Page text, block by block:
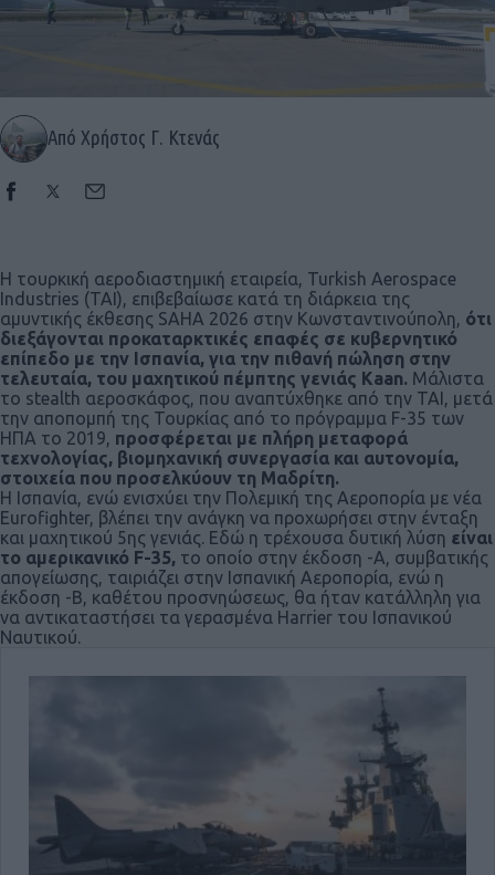
Από Χρήστος Γ. Κτενάς
Η τουρκική αεροδιαστημική εταιρεία, Turkish Aerospace
Industries (TAI), επιβεβαίωσε κατά τη διάρκεια της
αμυντικής έκθεσης SAHA 2026 στην Κωνσταντινούπολη, ότι
διεξάγονται προκαταρκτικές επαφές σε κυβερνητικό
επίπεδο με την Ισπανία, για την πιθανή πώληση στην
τελευταία, του μαχητικού πέμπτης γενιάς Kaan. Μάλιστα
το stealth αεροσκάφος, που αναπτύχθηκε από την ΤΑΙ, μετά
την αποπομπή της Τουρκίας από το πρόγραμμα F-35 των
ΗΠΑ το 2019, προσφέρεται με πλήρη μεταφορά
τεχνολογίας, βιομηχανική συνεργασία και αυτονομία,
στοιχεία που προσελκύουν τη Μαδρίτη.
Η Ισπανία, ενώ ενισχύει την Πολεμική της Αεροπορία με νέα
Eurofighter, βλέπει την ανάγκη να προχωρήσει στην ένταξη
και μαχητικού 5ης γενιάς. Εδώ η τρέχουσα δυτική λύση είναι
το αμερικανικό F-35, το οποίο στην έκδοση -Α, συμβατικής
απογείωσης, ταιριάζει στην Ισπανική Αεροπορία, ενώ η
έκδοση -Β, καθέτου προσνηώσεως, θα ήταν κατάλληλη για
να αντικαταστήσει τα γερασμένα Harrier του Ισπανικού
Ναυτικού.